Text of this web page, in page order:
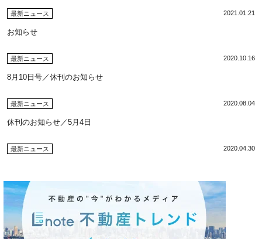
最新ニュース 2021.01.21
お知らせ
最新ニュース 2020.10.16
8月10日号／休刊のお知らせ
最新ニュース 2020.08.04
休刊のお知らせ／5月4日
最新ニュース 2020.04.30